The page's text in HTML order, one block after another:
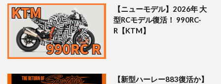
【ニューモデル】2026年 大
型RCモデル復活！ 990RC-
R【KTM】
【新型ハーレー883復活か】